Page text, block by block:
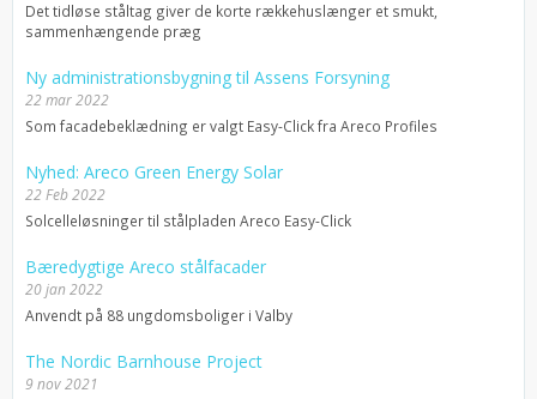
Det tidløse ståltag giver de korte rækkehuslænger et smukt,
sammenhængende præg
Ny administrationsbygning til Assens Forsyning
22 mar 2022
Som facadebeklædning er valgt Easy-Click fra Areco Profiles
Nyhed: Areco Green Energy Solar
22 Feb 2022
Solcelleløsninger til stålpladen Areco Easy-Click
Bæredygtige Areco stålfacader
20 jan 2022
Anvendt på 88 ungdomsboliger i Valby
The Nordic Barnhouse Project
9 nov 2021